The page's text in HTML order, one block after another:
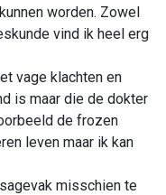
worden. Zowel
vind ik heel erg
vage klachten en
is maar die de dokter
de frozen
leven maar ik kan
misschien te